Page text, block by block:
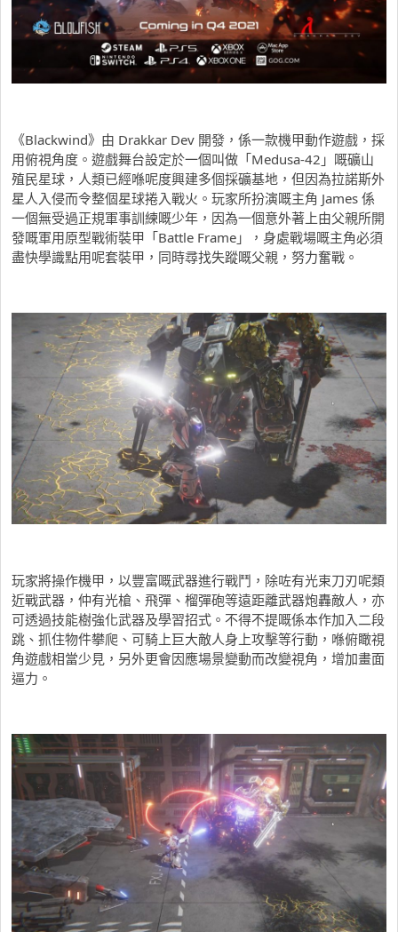
《Blackwind》由 Drakkar Dev 開發，係一款機甲動作遊戲，採
用俯視角度。遊戲舞台設定於一個叫做「Medusa-42」嘅礦山
殖民星球，人類已經喺呢度興建多個採礦基地，但因為拉諾斯外
星人入侵而令整個星球捲入戰火。玩家所扮演嘅主角 James 係
一個無受過正規軍事訓練嘅少年，因為一個意外著上由父親所開
發嘅軍用原型戰術裝甲「Battle Frame」，身處戰場嘅主角必須
盡快學識點用呢套裝甲，同時尋找失蹤嘅父親，努力奮戰。
玩家將操作機甲，以豐富嘅武器進行戰鬥，除咗有光束刀刃呢類
近戰武器，仲有光槍、飛彈、榴彈砲等遠距離武器炮轟敵人，亦
可透過技能樹強化武器及學習招式。不得不提嘅係本作加入二段
跳、抓住物件攀爬、可騎上巨大敵人身上攻擊等行動，喺俯瞰視
角遊戲相當少見，另外更會因應場景變動而改變視角，增加畫面
逼力。